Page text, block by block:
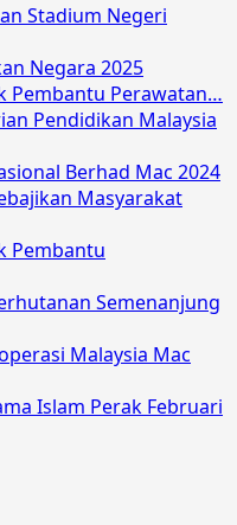
Stadium Negeri
Negara 2025
Pembantu Perawatan…
Pendidikan Malaysia
Berhad Mac 2024
Masyarakat
Pembantu
Semenanjung
Malaysia Mac
Islam Perak Februari